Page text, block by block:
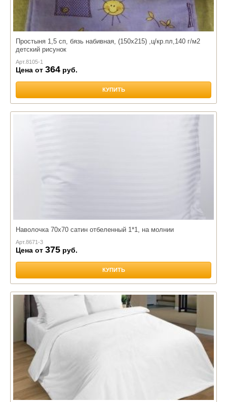
Простыня 1,5 сп, бязь набивная, (150х215) ,ц/кр.пл,140 г/м2
детский рисунок
Арт.8105-1
Цена от 364 руб.
КУПИТЬ
Наволочка 70х70 сатин отбеленный 1*1, на молнии
Арт.8671-3
Цена от 375 руб.
КУПИТЬ